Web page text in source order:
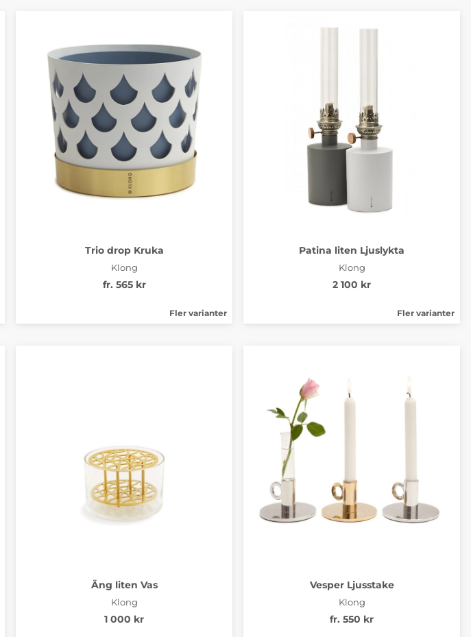
Trio drop Kruka
Klong
fr. 565 kr
Fler varianter
Patina liten Ljuslykta
Klong
2 100 kr
Fler varianter
Äng liten Vas
Klong
1 000 kr
Vesper Ljusstake
Klong
fr. 550 kr